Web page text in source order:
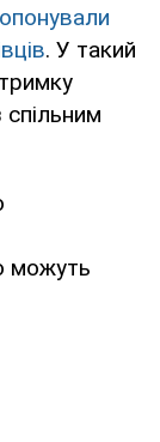
. У такий
спільним
можуть